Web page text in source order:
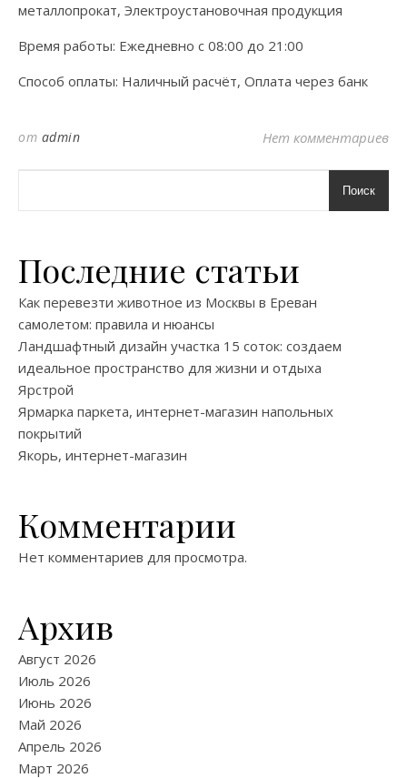
металлопрокат, Электроустановочная продукция
Время работы: Ежедневно с 08:00 до 21:00
Способ оплаты: Наличный расчёт, Оплата через банк
от admin Нет комментариев
Поиск
Последние статьи
Как перевезти животное из Москвы в Ереван
самолетом: правила и нюансы
Ландшафтный дизайн участка 15 соток: создаем
идеальное пространство для жизни и отдыха
Ярстрой
Ярмарка паркета, интернет-магазин напольных
покрытий
Якорь, интернет-магазин
Комментарии
Нет комментариев для просмотра.
Архив
Август 2026
Июль 2026
Июнь 2026
Май 2026
Апрель 2026
Март 2026